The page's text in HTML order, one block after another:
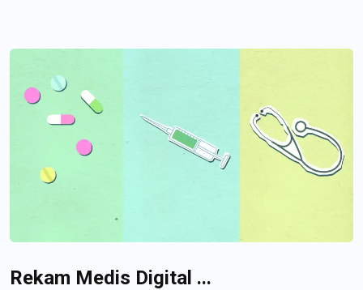
Rekam Medis Digital ...